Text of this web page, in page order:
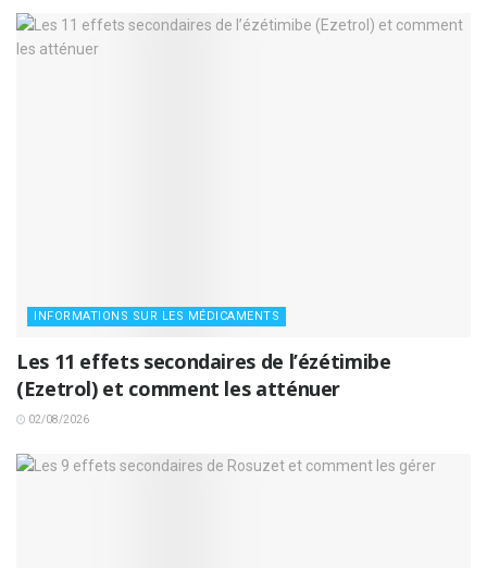
INFORMATIONS SUR LES MÉDICAMENTS
Les 11 effets secondaires de l’ézétimibe
(Ezetrol) et comment les atténuer
02/08/2026